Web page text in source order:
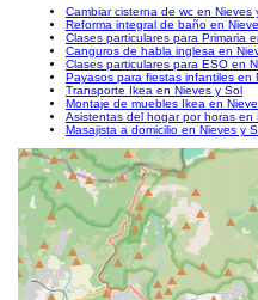
Cambiar cisterna de wc en Nieves
Reforma integral de baño en
Clases particulares para Primaria
Canguros de habla inglesa en
Clases particulares para ESO en
Payasos para fiestas infantiles en
Transporte Ikea en Nieves y Sol
Montaje de muebles Ikea en
Asistentas del hogar por horas en
Masajista a domicilio en Nieves y